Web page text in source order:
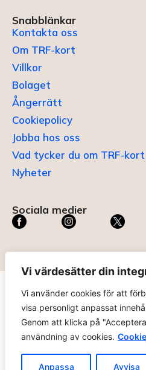
Vi värdesätter din
Vi använder cookies för att
visa personligt anpassat
Genom att klicka på
användning av cookies.
Anpassa Avvisa
Snabblänkar
Kontakta oss
Om TRF-kort
Villkor
Bolaget
Ångerrätt
Cookiepolicy
Jobba hos oss
Vad tycker du om TRF-kort
Nyheter
Sociala medier
TRF KORT®är ett registrerat
ABC Digital AB (nr 636465) hos
registreringsverket
.
tillåtelse. Alla priser anges ink.